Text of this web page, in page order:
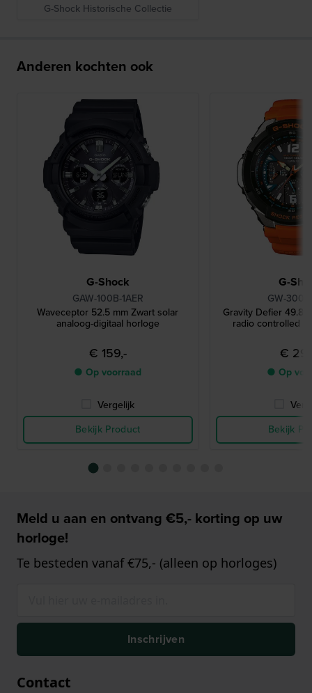
G-Shock Historische Collectie
Anderen kochten ook
G-Shock
GAW-100B-1AER
Waveceptor 52.5 mm Zwart solar
analoog-digitaal horloge
€ 159,-
● Op voorraad
Vergelijk
Bekijk Product
G-
GW-
Gravity Defier 49.8
radio controlled
€
● Op
Bekijk
Meld u aan en ontvang €5,- korting op uw
horloge!
Te besteden vanaf €75,- (alleen op horloges)
Inschrijven
Contact